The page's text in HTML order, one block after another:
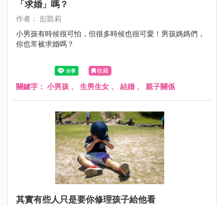
「求婚」嗎？
作者： 彭凱莉
小男孩有時候很可怕，但很多時候也很可愛！男孩媽媽們，
你也常被求婚嗎？
收藏
關鍵字： 小男孩 、 生男生女 、 結婚 、 親子關係
其實有些人只是要你修理孩子給他看